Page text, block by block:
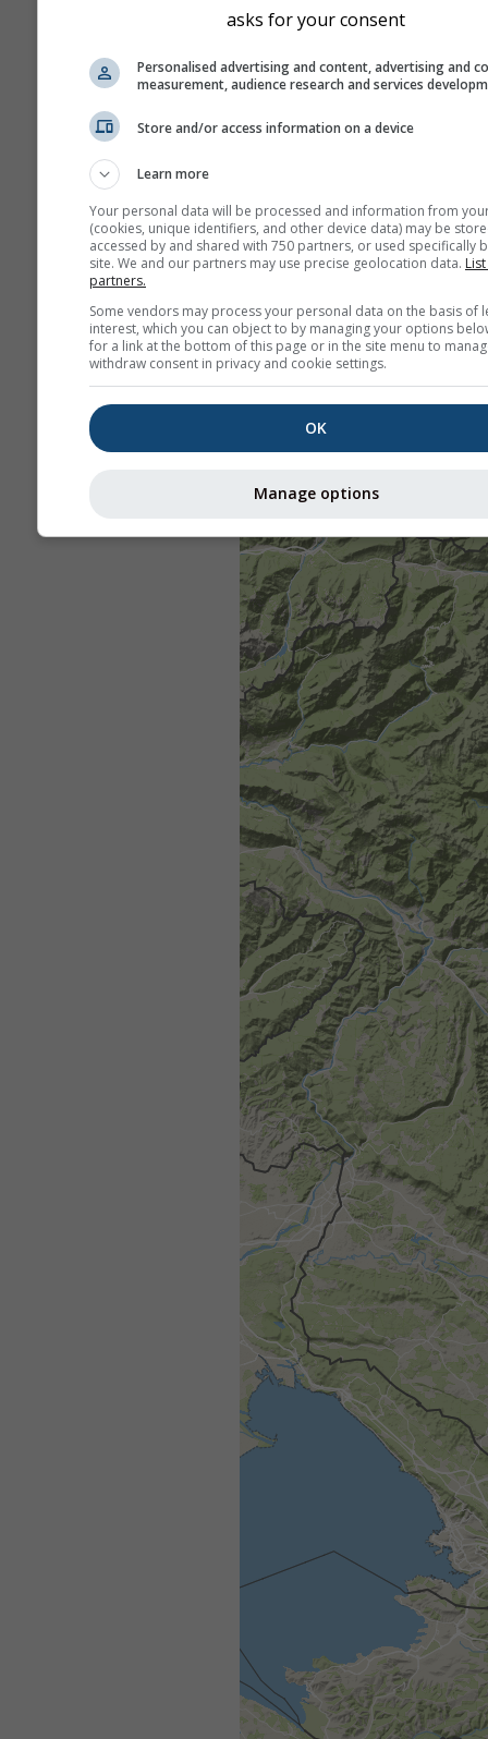
asks for your consent
Personalised advertising and content, advertising and
measurement, audience research and services
Store and/or access information on a device
Learn more
Your personal data will be processed and information from
(cookies, unique identifiers, and other device data) may be
accessed by and shared with 750 partners, or used specifically
site. We and our partners may use precise geolocation data.
partners.
Some vendors may process your personal data on the basis of
interest, which you can object to by managing your options
for a link at the bottom of this page or in the site menu to
withdraw consent in privacy and cookie settings.
OK
Manage options